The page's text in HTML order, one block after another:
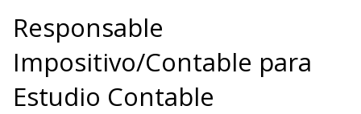
Responsable
Impositivo/Contable para
Estudio Contable